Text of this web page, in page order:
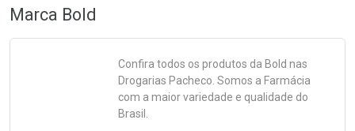
Marca Bold
Confira todos os produtos da Bold nas
Drogarias Pacheco. Somos a Farmácia
com a maior variedade e qualidade do
Brasil.